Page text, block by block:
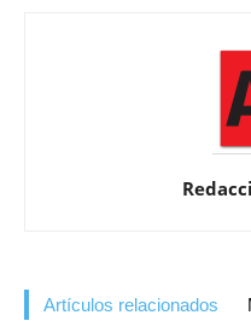
Artículos relacionados